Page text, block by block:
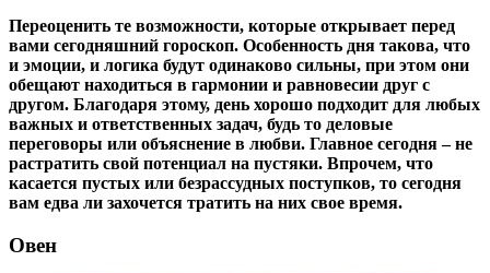
Переоценить те возможности, которые открывает перед
вами сегодняшний гороскоп. Особенность дня такова, что
и эмоции, и логика будут одинаково сильны, при этом они
обещают находиться в гармонии и равновесии друг с
другом. Благодаря этому, день хорошо подходит для любых
важных и ответственных задач, будь то деловые
переговоры или объяснение в любви. Главное сегодня – не
растратить свой потенциал на пустяки. Впрочем, что
касается пустых или безрассудных поступков, то сегодня
вам едва ли захочется тратить на них свое время.
Овен